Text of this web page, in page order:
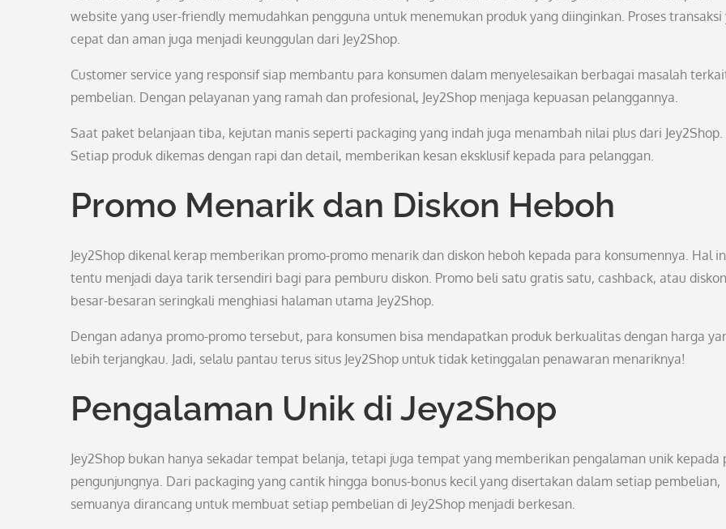
website yang user-friendly memudahkan pengguna untuk menemukan produk yang diinginkan. Proses transaksi
cepat dan aman juga menjadi keunggulan dari Jey2Shop.
Customer service yang responsif siap membantu para konsumen dalam menyelesaikan berbagai masalah
pembelian. Dengan pelayanan yang ramah dan profesional, Jey2Shop menjaga kepuasan pelanggannya.
Saat paket belanjaan tiba, kejutan manis seperti packaging yang indah juga menambah nilai plus dari Jey2Shop.
Setiap produk dikemas dengan rapi dan detail, memberikan kesan eksklusif kepada para pelanggan.
Promo Menarik dan Diskon Heboh
Jey2Shop dikenal kerap memberikan promo-promo menarik dan diskon heboh kepada para konsumennya. Hal
tentu menjadi daya tarik tersendiri bagi para pemburu diskon. Promo beli satu gratis satu, cashback, atau diskon
besar-besaran seringkali menghiasi halaman utama Jey2Shop.
Dengan adanya promo-promo tersebut, para konsumen bisa mendapatkan produk berkualitas dengan harga
lebih terjangkau. Jadi, selalu pantau terus situs Jey2Shop untuk tidak ketinggalan penawaran menariknya!
Pengalaman Unik di Jey2Shop
Jey2Shop bukan hanya sekadar tempat belanja, tetapi juga tempat yang memberikan pengalaman unik kepada
pengunjungnya. Dari packaging yang cantik hingga bonus-bonus kecil yang disertakan dalam setiap pembelian,
semuanya dirancang untuk membuat setiap pembelian di Jey2Shop menjadi berkesan.